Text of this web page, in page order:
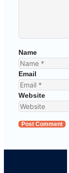
Name
Email
Website